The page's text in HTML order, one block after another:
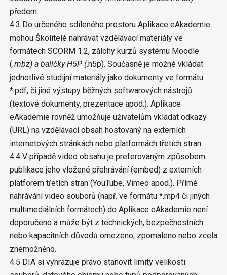
předem.
4.3 Do určeného sdíleného prostoru Aplikace eAkademie
mohou Školitelé nahrávat vzdělávací materiály ve
formátech SCORM 1.2, zálohy kurzů systému Moodle
(.mbz) a balíčky H5P (.h5p). Současně je možné vkládat
jednotlivé studijní materiály jako dokumenty ve formátu
*.pdf, či jiné výstupy běžných softwarových nástrojů
(textové dokumenty, prezentace apod.). Aplikace
eAkademie rovněž umožňuje uživatelům vkládat odkazy
(URL) na vzdělávací obsah hostovaný na externích
internetových stránkách nebo platformách třetích stran.
4.4 V případě video obsahu je preferovaným způsobem
publikace jeho vložené přehrávání (embed) z externích
platforem třetích stran (YouTube, Vimeo apod.). Přímé
nahrávání video souborů (např. ve formátu *.mp4 či jiných
multimediálních formátech) do Aplikace eAkademie není
doporučeno a může být z technických, bezpečnostních
nebo kapacitních důvodů omezeno, zpomaleno nebo zcela
znemožněno.
4.5 DIA si vyhrazuje právo stanovit limity velikosti